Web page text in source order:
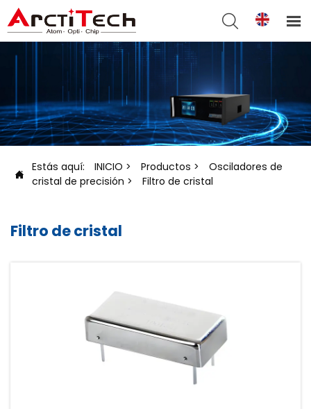
 

Estás aquí: INICIO > Productos >
Osciladores de
cristal de precisión > Filtro de cristal
Filtro de cristal